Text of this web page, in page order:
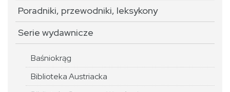
Poradniki, przewodniki, leksykony
Serie wydawnicze
Baśniokrąg
Biblioteka Austriacka